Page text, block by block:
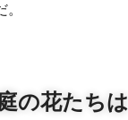
の花たちは